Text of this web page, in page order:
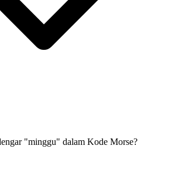
"minggu" dalam Kode Morse?